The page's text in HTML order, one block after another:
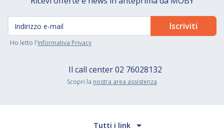
Ho letto l'Informativa Privacy
Il call center02 76028132
Scopri la nostra area assistenza
Tutti i link